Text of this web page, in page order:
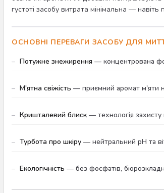
густоті засобу витрата мінімальна —
ОСНОВНІ ПЕРЕВАГИ ЗАСОБУ ДЛЯ
Потужне знежирення — концентрована
М'ятна свіжість — приємний аромат м'яти
Кришталевий блиск — технологія захисту
Турбота про шкіру — нейтральний pH та
Екологічність — без фосфатів,